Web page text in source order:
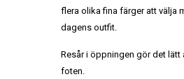
flera olika fina färger att välja
dagens outfit.
Resår i öppningen gör det
foten.